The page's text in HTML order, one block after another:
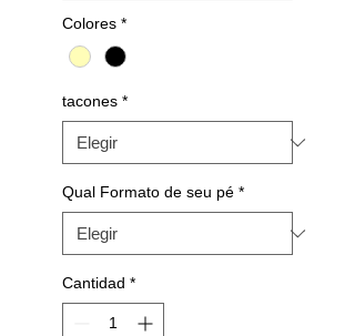
Colores *
tacones *
Qual Formato de seu pé *
Cantidad *